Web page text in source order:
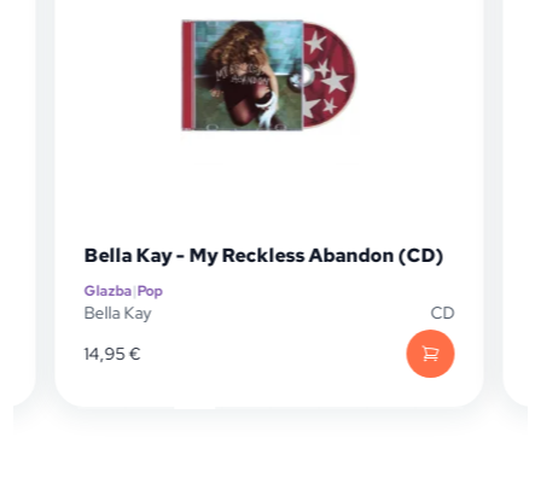
Bella Kay - My Reckless Abandon (CD)
Glazba|Pop
Bella Kay
CD
14,95€